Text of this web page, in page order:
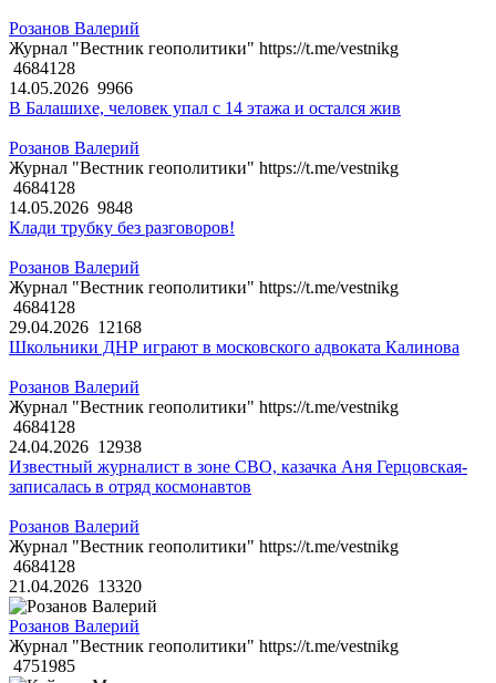
Розанов Валерий
Журнал "Вестник геополитики" https://t.me/vestnikg
4684128
14.05.2026 9966
В Балашихе, человек упал с 14 этажа и остался жив
Розанов Валерий
Журнал "Вестник геополитики" https://t.me/vestnikg
4684128
14.05.2026 9848
Клади трубку без разговоров!
Розанов Валерий
Журнал "Вестник геополитики" https://t.me/vestnikg
4684128
29.04.2026 12168
Школьники ДНР играют в московского адвоката Калинова
Розанов Валерий
Журнал "Вестник геополитики" https://t.me/vestnikg
4684128
24.04.2026 12938
Известный журналист в зоне СВО, казачка Аня Герцовская-
записалась в отряд космонавтов
Розанов Валерий
Журнал "Вестник геополитики" https://t.me/vestnikg
4684128
21.04.2026 13320
Розанов Валерий
Журнал "Вестник геополитики" https://t.me/vestnikg
4751985